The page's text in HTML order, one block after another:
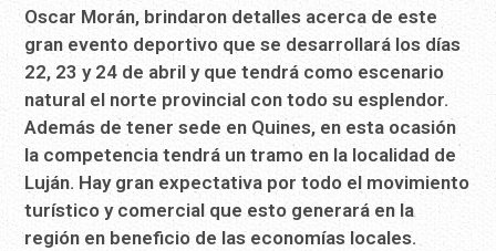
Oscar Morán, brindaron detalles acerca de este
gran evento deportivo que se desarrollará los días
22, 23 y 24 de abril y que tendrá como escenario
natural el norte provincial con todo su esplendor.
Además de tener sede en Quines, en esta ocasión
la competencia tendrá un tramo en la localidad de
Luján. Hay gran expectativa por todo el movimiento
turístico y comercial que esto generará en la
región en beneficio de las economías locales.